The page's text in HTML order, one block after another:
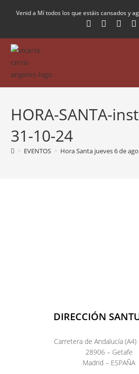
Venid a Mí todos los que estáis cansados y
HORA-SANTA-
31-10-24
> EVENTOS > Hora Santa jueves 6 de
DIRECCIÓN
Carretera de Andalucía (A4)
28906 – Getafe
Madrid – ESPAÑA